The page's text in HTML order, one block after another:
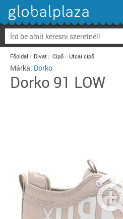
Főoldal Divat Cipő Utcai cipő
Márka: Dorko
Dorko 91 LOW